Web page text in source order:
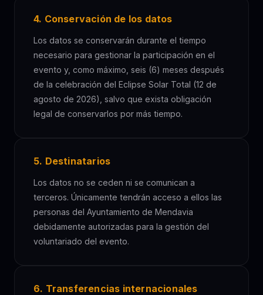
4. Conservación de los datos
Los datos se conservarán durante el tiempo
necesario para gestionar la participación en el
evento y, como máximo, seis (6) meses después
de la celebración del Eclipse Solar Total (12 de
agosto de 2026), salvo que exista obligación
legal de conservarlos por más tiempo.
5. Destinatarios
Los datos no se ceden ni se comunican a
terceros. Únicamente tendrán acceso a ellos las
personas del Ayuntamiento de Mendavia
debidamente autorizadas para la gestión del
voluntariado del evento.
6. Transferencias internacionales